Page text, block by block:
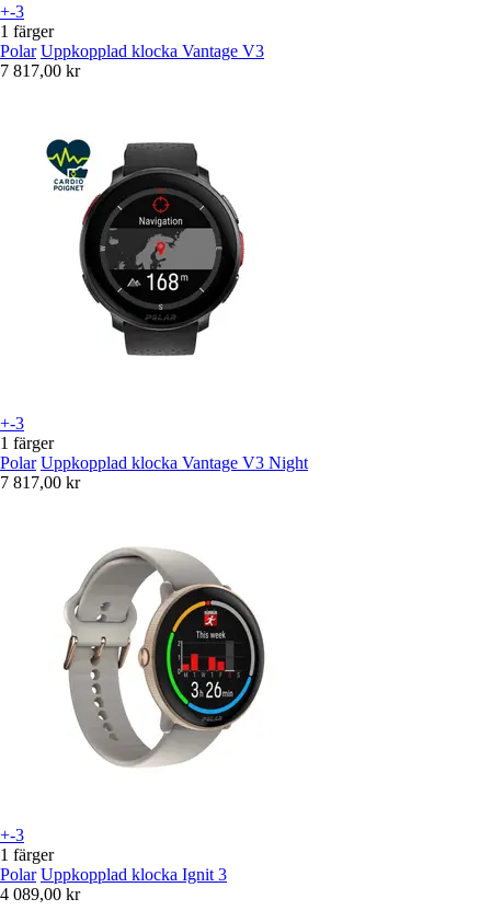
+-3
1 färger
Polar Uppkopplad klocka Vantage V3
7 817,00 kr
+-3
1 färger
Polar Uppkopplad klocka Vantage V3 Night
7 817,00 kr
+-3
1 färger
Polar Uppkopplad klocka Ignit 3
4 089,00 kr